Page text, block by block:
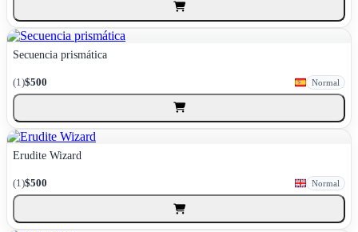
Secuencia prismática
(1)$500 Normal
Erudite Wizard
(1)$500 Normal